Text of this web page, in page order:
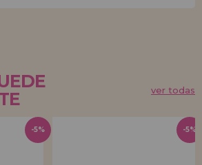
ver todas
-5% -5%